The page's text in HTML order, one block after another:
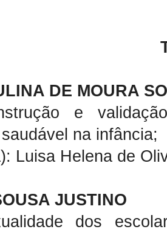
DE MOURA
e
na infância;
Luisa Helena de
JUSTINO
dos